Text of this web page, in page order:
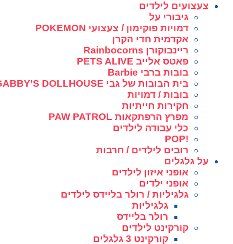
צעצועים לילדים
גיבורי על
דמויות פוקימון / צעצועי POKEMON
אקדמית חדי הקרן
ריינבוקורן Rainbocorns
פאטס אלייב PETS ALIVE
בובות ברבי Barbie
בית הבובות של גבי GABBY'S DOLLHOUSE
בובות / דמויות
חקירות חייתיות
מפרץ הרפתקאות PAW PATROL
כלי עבודה לילדים
!POP
רובים לילדים / חרבות
על גלגלים
אופני איזון לילדים
אופני ילדים
גלגיליות / רולר בליידס לילדים
גלגיליות
רולר בליידס
קורקינט לילדים
קורקינט 3 גלגלים